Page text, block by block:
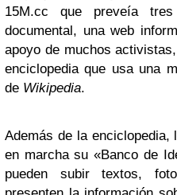
15M.cc que preveía
documental, una web
apoyo de muchos
enciclopedia que usa una
de Wikipedia.
Además de la enciclopedia,
en marcha su «Banco de
pueden subir textos,